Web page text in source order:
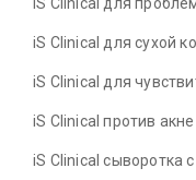
iS Clinical для
iS Clinical для сухой
iS Clinical для
iS Clinical против акне
iS Clinical сыворотка